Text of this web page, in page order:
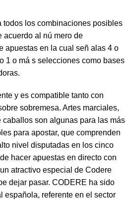
todos los combinaciones posibles
acuerdo al nú mero de
apuestas en la cual señ alas 4 o
1 o má s selecciones como bases
y es compatible tanto con
sobremesa. Artes marciales,
son algunas para las más
para apostar, que comprenden
nivel disputadas en los cinco
hacer apuestas en directo con
atractivo especial de Codere
dejar pasar. CODERE ha sido
española, referente en el sector